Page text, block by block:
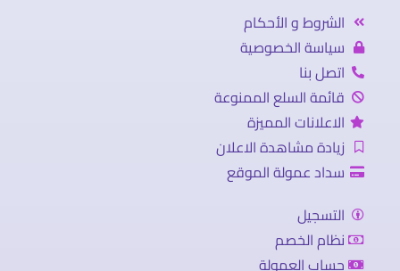
الشروط و الأحكام
سياسة الخصوصية
اتصل بنا
قائمة السلع الممنوعة
الاعلانات المميزة
زيادة مشاهدة الاعلان
سداد عمولة الموقع
التسجيل
نظام الخصم
حساب العمولة